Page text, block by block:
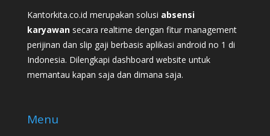
Kantorkita.co.id merupakan solusi absensi
karyawan secara realtime dengan fitur management
perijinan dan slip gaji berbasis aplikasi android no 1 di
Indonesia. Dilengkapi dashboard website untuk
memantau kapan saja dan dimana saja.
Menu